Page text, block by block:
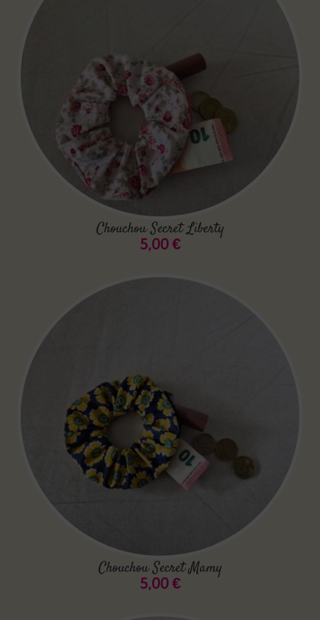
Chouchou Secret Liberty
5,00 €
Chouchou Secret Mamy
5,00 €